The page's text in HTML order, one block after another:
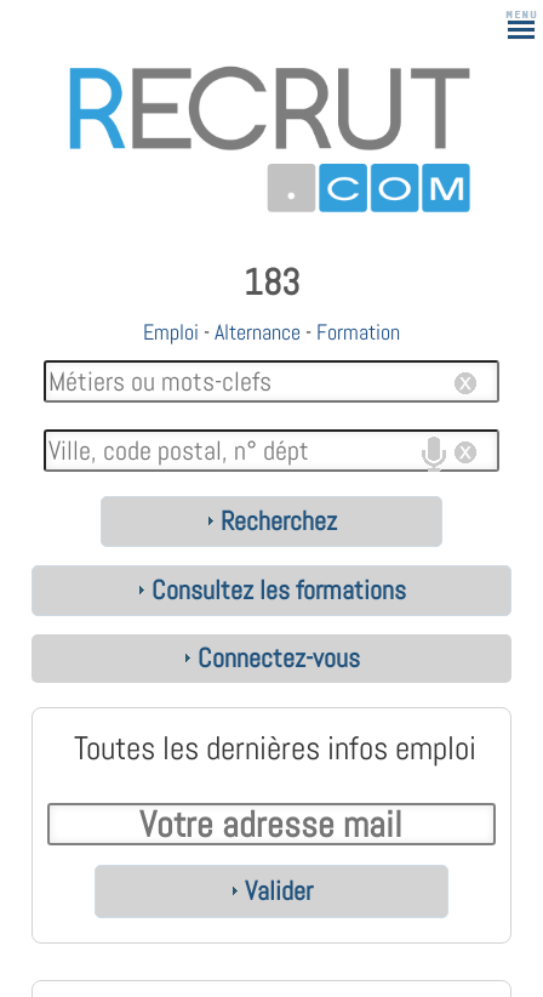
183
Emploi -Alternance - Formation
Recherchez
Consultez les formations
Connectez-vous
Toutes les dernières infos emploi
Valider